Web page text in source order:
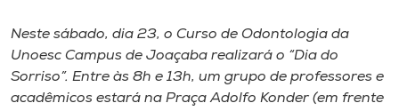
Portal de Ensino
A
Neste sábado, dia 23, o Curso de Odontologia da
Unoesc Campus de Joaçaba realizará o “Dia do
Sorriso”. Entre às 8h e 13h, um grupo de professores e
acadêmicos estará na Praça Adolfo Konder (em frente